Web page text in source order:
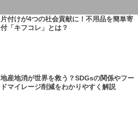
片付けが4つの社会貢献に！不用品を簡単寄
付「キフコレ」とは？
地産地消が世界を救う？SDGsの関係やフー
ドマイレージ削減をわかりやすく解説